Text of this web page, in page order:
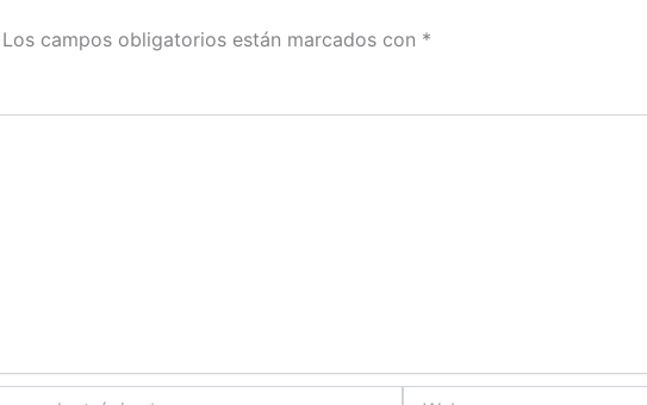
Los campos obligatorios están marcados con *